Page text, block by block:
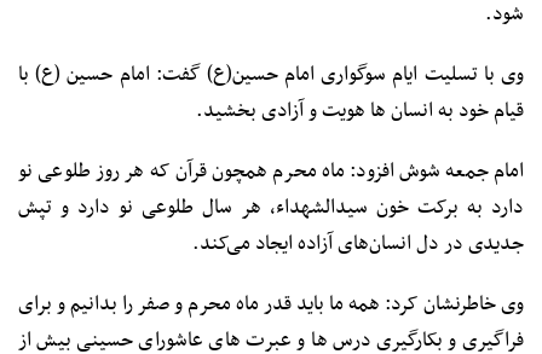
شود.
وی با تسلیت ایام سوگواری امام حسین(ع) گفت: امام حسین (ع) با
قیام خود به انسان ها هویت و آزادی بخشید.
امام جمعه شوش افزود: ماه محرم همچون قرآن که هر روز طلوعی نو
دارد به برکت خون سیدالشهداء، هر سال طلوعی نو دارد و تپش
جدیدی در دل انسان‌های آزاده ایجاد می‌کند.
وی خاطرنشان کرد: همه ما باید قدر ماه محرم و صفر را بدانیم و برای
فراگیری و بکارگیری درس ها و عبرت های عاشورای حسینی بیش از